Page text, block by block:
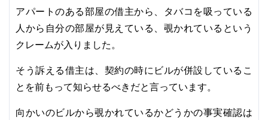
アパートのある部屋の借主から、タバコを吸っている
人から自分の部屋が見えている、覗かれているという
クレームが入りました。
そう訴える借主は、契約の時にビルが併設しているこ
とを前もって知らせるべきだと言っています。
向かいのビルから覗かれているかどうかの事実確認は